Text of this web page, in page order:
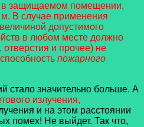
в защищаемом помещении,
В случае применения
допустимого
в любом месте должно
и прочее) не
пожарного
стало значительно больше. А
излучения,
и на этом расстоянии
помех! Не выйдет. Так что,